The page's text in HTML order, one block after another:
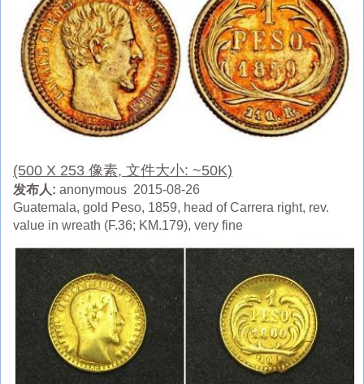
(500 X 253 像素, 文件大小: ~50K)
发布人: anonymous 2015-08-26
Guatemala, gold Peso, 1859, head of Carrera right, rev.
value in wreath (F.36; KM.179), very fine